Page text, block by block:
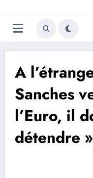
au
contenu
A
Sanches
l’Euro, il
détendre »